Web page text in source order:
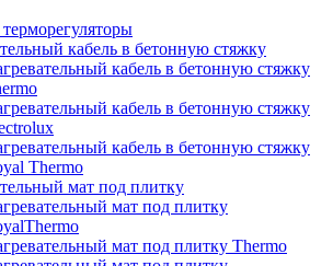
кабель в бетонную стяжку
кабель в бетонную стяжку
кабель в бетонную стяжку
кабель в бетонную стяжку
Thermo
мат под плитку
мат под плитку
мат под плитку Thermo